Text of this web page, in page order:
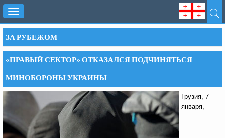
Toggle
navigation
ЗА РУБЕЖОМ
«ПРАВЫЙ СЕКТОР» ОТКАЗАЛСЯ ПОДЧИНЯТЬСЯ
МИНОБОРОНЫ УКРАИНЫ
Грузия, 7
января,